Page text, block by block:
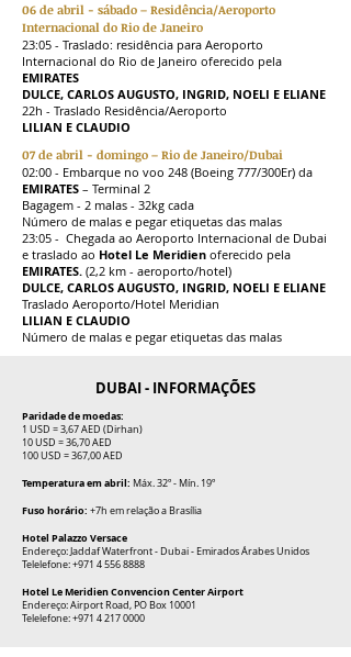
06 de abril - sábado – Residência/Aeroporto
Internacional do Rio de Janeiro
23:05 - Traslado: residência para Aeroporto
Internacional do Rio de Janeiro oferecido pela
EMIRATES
DULCE, CARLOS AUGUSTO, INGRID, NOELI E ELIANE
22h - Traslado Residência/Aeroporto
LILIAN E CLAUDIO
07 de abril - domingo – Rio de Janeiro/Dubai
02:00 - Embarque no voo 248 (Boeing 777/300Er) da
EMIRATES – Terminal 2
Bagagem - 2 malas - 32kg cada
Número de malas e pegar etiquetas das malas
23:05 - Chegada ao Aeroporto Internacional de Dubai
e traslado ao Hotel Le Meridien oferecido pela
EMIRATES. (2,2 km - aeroporto/hotel)
DULCE, CARLOS AUGUSTO, INGRID, NOELI E ELIANE
Traslado Aeroporto/Hotel Meridian
LILIAN E CLAUDIO
Número de malas e pegar etiquetas das malas
DUBAI - INFORMAÇÕES
Paridade de moedas:
1 USD = 3,67 AED (Dirhan)
10 USD = 36,70 AED
100 USD = 367,00 AED
Temperatura em abril: Máx. 32º - Mín. 19º
Fuso horário: +7h em relação a Brasília
Hotel Palazzo Versace
Endereço: Jaddaf Waterfront - Dubai - Emirados Árabes Unidos
Telelefone:+971 4 556 8888
Hotel Le Meridien Convencion Center Airport
Endereço: Airport Road, PO Box 10001
Telelefone:+971 4 217 0000